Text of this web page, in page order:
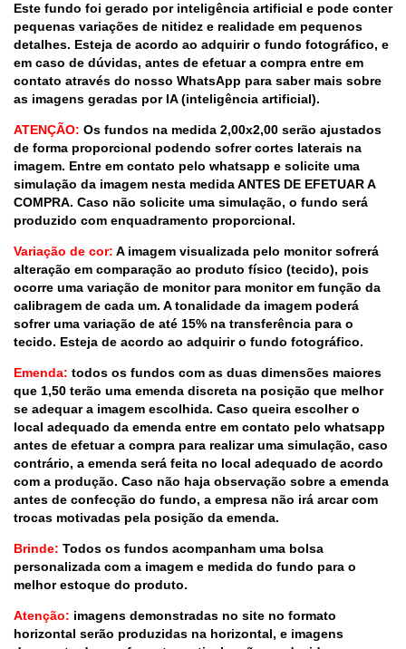
Este fundo foi gerado por inteligência artificial e pode conter
pequenas variações de nitidez e realidade em pequenos
detalhes. Esteja de acordo ao adquirir o fundo fotográfico, e
em caso de dúvidas, antes de efetuar a compra entre em
contato através do nosso WhatsApp para saber mais sobre
as imagens geradas por IA (inteligência artificial).
ATENÇÃO: Os fundos na medida 2,00x2,00 serão ajustados
de forma proporcional podendo sofrer cortes laterais na
imagem. Entre em contato pelo whatsapp e solicite uma
simulação da imagem nesta medida ANTES DE EFETUAR A
COMPRA. Caso não solicite uma simulação, o fundo será
produzido com enquadramento proporcional.
Variação de cor: A imagem visualizada pelo monitor sofrerá
alteração em comparação ao produto físico (tecido), pois
ocorre uma variação de monitor para monitor em função da
calibragem de cada um. A tonalidade da imagem poderá
sofrer uma variação de até 15% na transferência para o
tecido. Esteja de acordo ao adquirir o fundo fotográfico.
Emenda: todos os fundos com as duas dimensões maiores
que 1,50 terão uma emenda discreta na posição que melhor
se adequar a imagem escolhida. Caso queira escolher o
local adequado da emenda entre em contato pelo whatsapp
antes de efetuar a compra para realizar uma simulação, caso
contrário, a emenda será feita no local adequado de acordo
com a produção. Caso não haja observação sobre a emenda
antes de confecção do fundo, a empresa não irá arcar com
trocas motivadas pela posição da emenda.
Brinde: Todos os fundos acompanham uma bolsa
personalizada com a imagem e medida do fundo para o
melhor estoque do produto.
Atenção: imagens demonstradas no site no formato
horizontal serão produzidas na horizontal, e imagens